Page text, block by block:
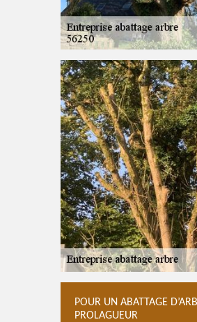
POUR UN ABATTAGE
PROLAGUEUR